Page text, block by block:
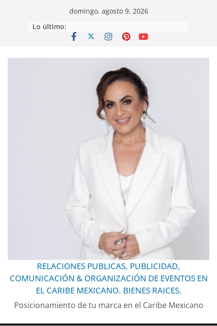
domingo, agosto 9, 2026
Lo último:
RELACIONES PUBLICAS, PUBLICIDAD,
COMUNICACIÓN & ORGANIZACIÓN DE EVENTOS EN
EL CARIBE MEXICANO. BIENES RAICES.
Posicionamiento de tu marca en el Caribe Mexicano